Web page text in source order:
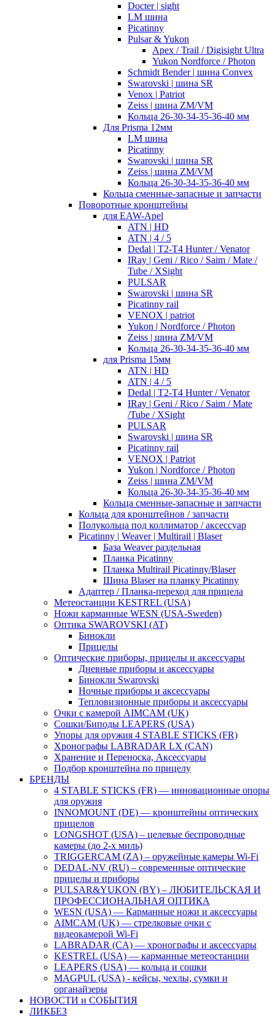
Docter | sight
LM шина
Picatinny
Pulsar & Yukon
Apex / Trail / Digisight Ultra
Yukon Nordforce / Photon
Schmidt Bender | шина Convex
Swarovski | шина SR
Venox | Patriot
Zeiss | шина ZM/VM
Кольца 26-30-34-35-36-40 мм
Для Prisma 12мм
LM шина
Picatinny
Swarovski | шина SR
Zeiss | шина ZM/VM
Кольца 26-30-34-35-36-40 мм
Кольца сменные-запасные и запчасти
Поворотные кронштейны
для EAW-Apel
ATN | HD
ATN | 4 / 5
Dedal | T2-T4 Hunter / Venator
IRay | Geni / Rico / Saim / Mate /
Tube / XSight
PULSAR
Swarovski | шина SR
Picatinny rail
VENOX | patriot
Yukon | Nordforce / Photon
Zeiss | шина ZM/VM
Кольца 26-30-34-35-36-40 мм
для Prisma 15мм
ATN | HD
ATN | 4 / 5
Dedal | T2-T4 Hunter / Venator
IRay | Geni / Rico / Saim / Mate
/Tube / XSight
PULSAR
Swarovski | шина SR
Picatinny rail
VENOX | Patriot
Yukon | Nordforce / Photon
Zeiss | шина ZM/VM
Кольца 26-30-34-35-36-40 мм
Кольца сменные-запасные и запчасти
Кольца для кронштейнов / запчасти
Полукольца под коллиматор / аксессуар
Picatinny | Weaver | Multirail | Blaser
База Weaver раздельная
Планка Picatinny
Планка Multirail Picatinny/Blaser
Шина Blaser на планку Picatinny
Адаптер / Планка-переход для прицела
Метеостанции KESTREL (USA)
Ножи карманные WESN (USA-Sweden)
Оптика SWAROVSKI (AT)
Бинокли
Прицелы
Оптические приборы, прицелы и аксессуары
Дневные приборы и аксессуары
Бинокли Swarovski
Ночные приборы и аксессуары
Тепловизионные приборы и аксессуары
Очки с камерой AIMCAM (UK)
Сошки/Биподы LEAPERS (USA)
Упоры для оружия 4 STABLE STICKS (FR)
Хронографы LABRADAR LX (CAN)
Хранение и Переноска, Аксессуары
Подбор кронштейна по прицелу
БРЕНДЫ
4 STABLE STICKS (FR) — инновационные опоры
для оружия
INNOMOUNT (DE) — кронштейны оптических
прицелов
LONGSHOT (USA) – целевые беспроводные
камеры (до 2-х миль)
TRIGGERCAM (ZA) – оружейные камеры Wi-Fi
DEDAL-NV (RU) – современные оптические
прицелы и приборы
PULSAR&YUKON (BY) – ЛЮБИТЕЛЬСКАЯ И
ПРОФЕССИОНАЛЬНАЯ ОПТИКА
WESN (USA) — Карманные ножи и аксессуары
AIMCAM (UK) — стрелковые очки с
видеокамерой Wi-Fi
LABRADAR (CA) — хронографы и аксессуары
KESTREL (USA) — карманные метеостанции
LEAPERS (USA) — кольца и сошки
MAGPUL (USA) - кейсы, чехлы, сумки и
органайзеры
НОВОСТИ и СОБЫТИЯ
ЛИКБЕЗ